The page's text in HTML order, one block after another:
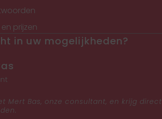
prijzen
in uw mogelijkheden?
Mert Bas, onze consultant, en krijg direct